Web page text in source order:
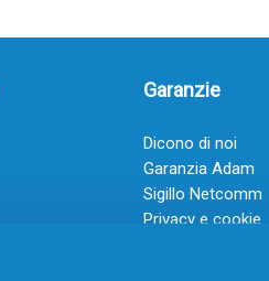
Garanzie
Dicono di noi
Garanzia Adam
Sigillo Netcomm
Privacy e cookie